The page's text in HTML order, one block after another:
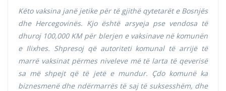
Këto vaksina janë jetike për të gjithë qytetarët e Bosnjës
dhe Hercegovinës. Kjo është arsyeja pse vendosa të
dhuroj 100,000 KM për blerjen e vaksinave në komunën
e Ilixhes. Shpresoj që autoriteti komunal të arrijë të
marrë vaksinat përmes niveleve më të larta të qeverisë
sa më shpejt që të jetë e mundur. Çdo komunë ka
biznesmenë dhe ndërmarrës të saj të suksesshëm, dhe